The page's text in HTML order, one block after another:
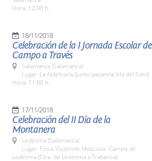
Hora: 12.00 h.
18/11/2018
Celebración de la I Jornada Escolar de
Campo a Través
Salamanca (Salamanca)
Lugar: La Aldehuela (Junto pasarela Isla del Soto)
Hora: 11:00 h.
17/11/2018
Celebración del II Día de la
Montanera
Ledesma (Salamanca)
Lugar: Finca 'Gusende Moscosa'. Campo de
Ledesma (Ctra. de Ledesma a Trabanca)